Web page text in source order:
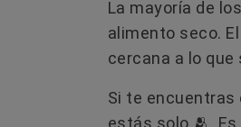
La mayoría de
alimento seco.
cercana a lo
Si te encuentras
estás solo 🫂​.